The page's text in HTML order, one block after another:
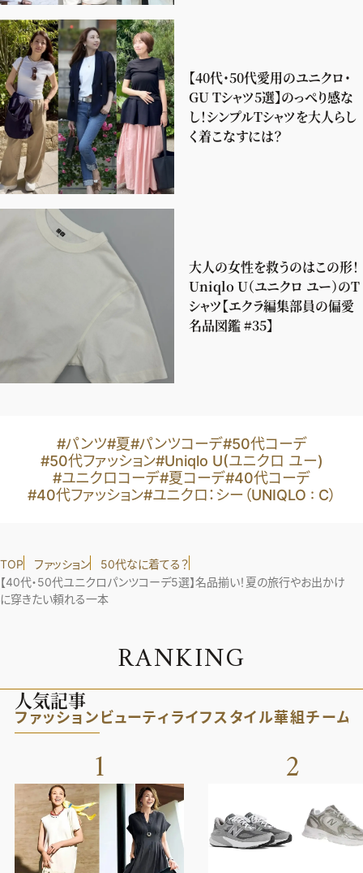
【40代・50代愛用のユニクロ・
GU Tシャツ5選】のっぺり感な
し！シンプルTシャツを大人らし
く着こなすには？
大人の女性を救うのはこの形！
Uniqlo U（ユニクロ ユー）のT
シャツ【エクラ編集部員の偏愛
名品図鑑 #35】
#パンツ#夏#パンツコーデ#50代コーデ
#50代ファッション#Uniqlo U(ユニクロ ユー)
#ユニクロコーデ#夏コーデ#40代コーデ
#40代ファッション#ユニクロ：シー（UNIQLO : C）
TOP ファッション
50代なに着てる？
【40代・50代ユニクロパンツコーデ5選】名品揃い！夏の旅行やお出かけ
に穿きたい頼れる一本
RANKING
人気記事
ファッション ビューティライフスタイル華組チーム
1 2